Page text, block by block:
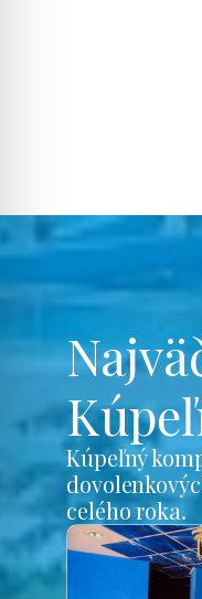
Kúpeľný
celého roka.